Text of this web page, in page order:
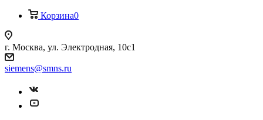
Корзина0
г. Москва, ул. Электродная, 10с1
siemens@smns.ru